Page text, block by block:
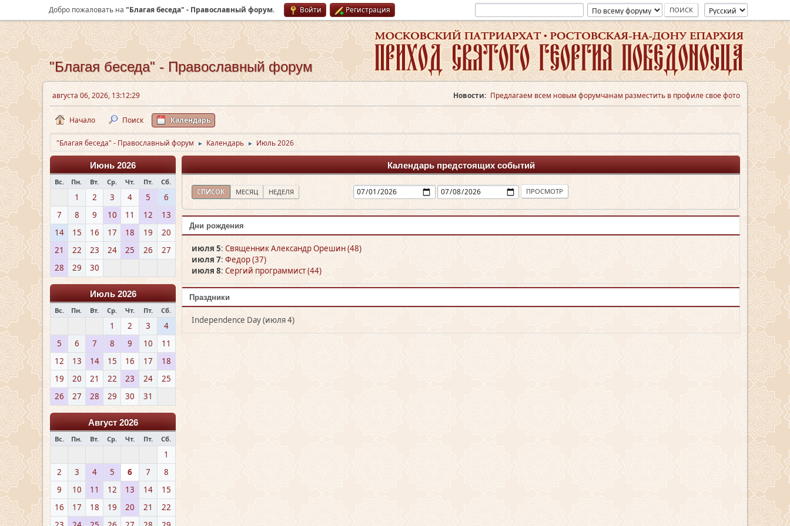
Добро пожаловать на "Благая беседа" - Православный форум. Войти Регистрация
"Благая беседа" - Православный форум
августа 06, 2026, 13:12:29 Новости: Предлагаем всем новым форумчанам разместить в профиле свое фото
Начало Поиск Календарь
"Благая беседа" - Православный форум ► Календарь ► Июль 2026
Июнь 2026
Вс. Пн. Вт. Ср. Чт. Пт. Сб.
1 2 3 4 5
6
7
8 9 10 11 12
13
14
15 16 17 18 19
20
21
22 23 24 25 26
27
28
29 30
Июль 2026
Вс. Пн. Вт. Ср. Чт. Пт. Сб.
1 2 3
4
5
6 7 8 9 10
11
12
13 14 15 16 17
18
19
20 21 22 23 24
25
26
27 28 29 30 31
Август 2026
Вс. Пн. Вт. Ср. Чт. Пт. Сб.
1
2
3 4 5 6 7
8
9
10 11 12 13 14
15
16
17 18 19 20 21
22
Календарь предстоящих событий
СПИСОК МЕСЯЦ НЕДЕЛЯ
Дни рождения
июля 5: Священник Александр Орешин (48)
июля 7: Федор (37)
июля 8: Сергий программист (44)
Праздники
Independence Day (июля 4)